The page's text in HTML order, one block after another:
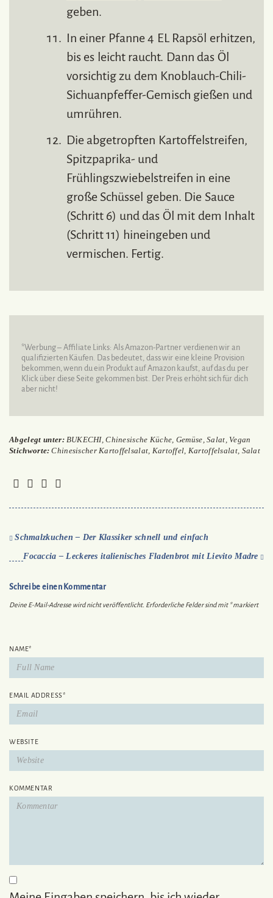
geben.
In einer Pfanne 4 EL Rapsöl erhitzen,
bis es leicht raucht. Dann das Öl
vorsichtig zu dem Knoblauch-Chili-
Sichuanpfeffer-Gemisch gießen und
umrühren.
Die abgetropften Kartoffelstreifen,
Spitzpaprika- und
Frühlingszwiebelstreifen in eine
große Schüssel geben. Die Sauce
(Schritt 6) und das Öl mit dem Inhalt
(Schritt 11) hineingeben und
vermischen. Fertig.
*Werbung – Affiliate Links: Als Amazon-Partner verdienen wir an
qualifizierten Käufen. Das bedeutet, dass wir eine kleine Provision
bekommen, wenn du ein Produkt auf Amazon kaufst, auf das du per
Klick über diese Seite gekommen bist. Der Preis erhöht sich für dich
aber nicht!
Abgelegt unter: BUKECHI,Chinesische Küche Gemüse ,Salat Vegan
Stichworte: Chinesischer Kartoffelsalat Kartoffel Kartoffelsalat, Salat
Schmalzkuchen – Der Klassiker schnell und einfach
Focaccia – Leckeres italienisches Fladenbrot mit Lievito Madre
Schreibe einen Kommentar
Deine E-Mail-Adresse wird nicht veröffentlicht. Erforderliche Felder sind mit *markiert
NAME*
EMAIL ADDRESS*
WEBSITE
KOMMENTAR